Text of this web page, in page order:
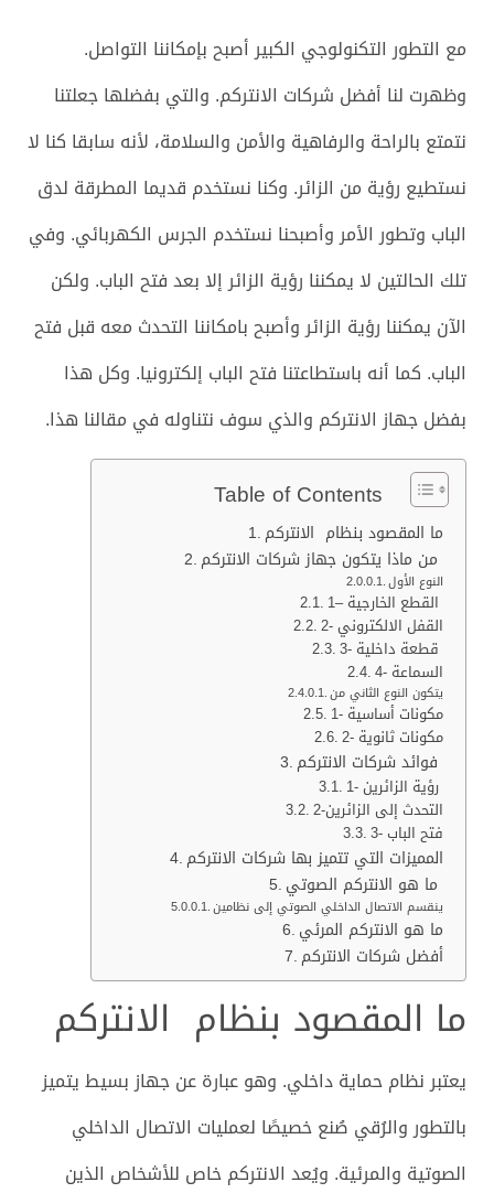
مع التطور التكنولوجي الكبير أصبح بإمكاننا التواصل.
وظهرت لنا أفضل شركات الانتركم. والتي بفضلها جعلتنا
نتمتع بالراحة والرفاهية والأمن والسلامة، لأنه سابقا كنا لا
نستطيع رؤية من الزائر. وكنا نستخدم قديما المطرقة لدق
الباب وتطور الأمر وأصبحنا نستخدم الجرس الكهربائي. وفي
تلك الحالتين لا يمكننا رؤية الزائر إلا بعد فتح الباب. ولكن
الآن يمكننا رؤية الزائر وأصبح بامكاننا التحدث معه قبل فتح
الباب. كما أنه باستطاعتنا فتح الباب إلكترونيا. وكل هذا
بفضل جهاز الانتركم والذي سوف نتناوله في مقالنا هذا.
Table of Contents
ما المقصود بنظام الانتركم
النوع الأول
2- القفل الالكتروني
4- السماعة
يتكون النوع الثاني من
1- مكونات أساسية
2- مكونات ثانوية
2-التحدث إلى الزائرين
3- فتح الباب
المميزات التي تتميز بها شركات الانتركم
ينقسم الاتصال الداخلي الصوتي إلى نظامين
ما هو الانتركم المرئي
أفضل شركات الانتركم
ما المقصود بنظام الانتركم
يعتبر نظام حماية داخلي. وهو عبارة عن جهاز بسيط يتميز
بالتطور والرُقي صُنع خصيصًا لعمليات الاتصال الداخلي
الصوتية والمرئية. ويُعد الانتركم خاص للأشخاص الذين